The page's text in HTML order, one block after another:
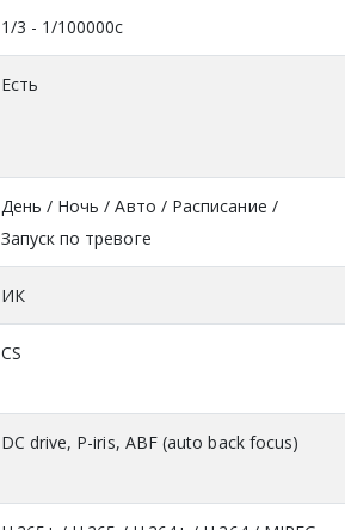
1/3 - 1/100000с
Есть
День / Ночь / Авто / Расписание /
Запуск по тревоге
ИК
CS
DC drive, P-iris, ABF (auto back focus)